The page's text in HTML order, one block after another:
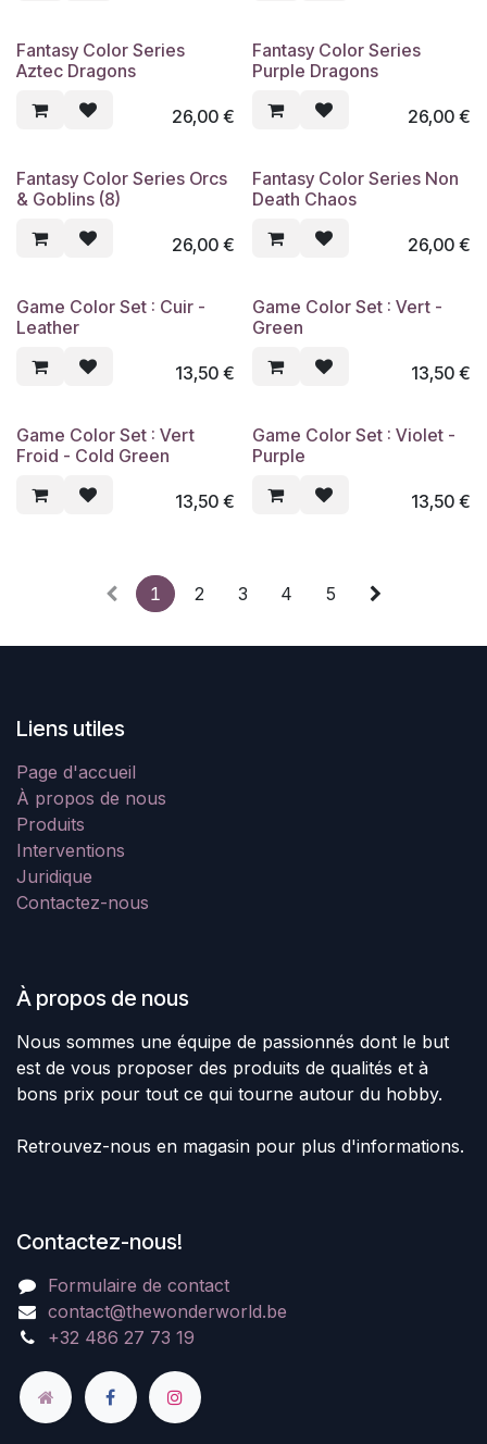
Nouveau !
Fantasy Color Series
Aztec Dragons
26,00€ Nouveau !
Fantasy Color Series
Purple Dragons
26,00€
Nouveau !
Fantasy Color Series Orcs
& Goblins (8)
26,00€ Nouveau !
Fantasy Color Series Non
Death Chaos
26,00€
Game Color Set : Cuir -
Leather
13,50€
Game Color Set : Vert -
Green
13,50€
Game Color Set : Vert
Froid - Cold Green
13,50€
Game Color Set : Violet -
Purple
13,50€
1 2 3 4 5
Liens utiles
Page d'accueil
À propos de nous
Produits
Interventions
Juridique
Contactez-nous
À propos de nous
Nous sommes une équipe de passionnés dont le but
est de vous proposer des produits de qualités et à
bons prix pour tout ce qui tourne autour du hobby.
Retrouvez-nous en magasin pour plus d'informations.
Contactez-nous!
Formulaire de contact
contact@thewonderworld.be
+32 486 27 73 19